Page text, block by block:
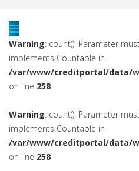
Warning: count(): Parameter
implements Countable in
/var/www/creditportal/data/
on line 258
Warning: count(): Parameter
implements Countable in
/var/www/creditportal/data/
on line 258